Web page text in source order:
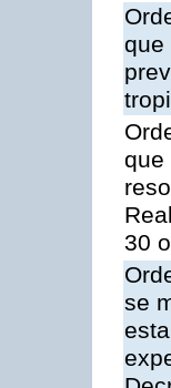
que
que
30
se